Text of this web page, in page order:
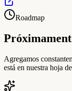
Roadmap
Agregamos
está en nuestra hoja